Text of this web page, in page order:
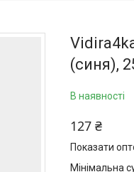
(синя),
В наявності
127 ₴
Показати
Мінімальна